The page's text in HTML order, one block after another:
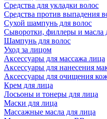
Средства для укладки волос
Средства против выпадения
Сухой шампунь для волос
Сыворотки, филлеры и масла
Шампунь для волос
Уход за лицом
Аксессуары для массажа лица
Аксессуары для нанесения
Аксессуары для очищения
Крем для лица
Лосьоны и тонеры для лица
Маски для лица
Массажные масла для лица